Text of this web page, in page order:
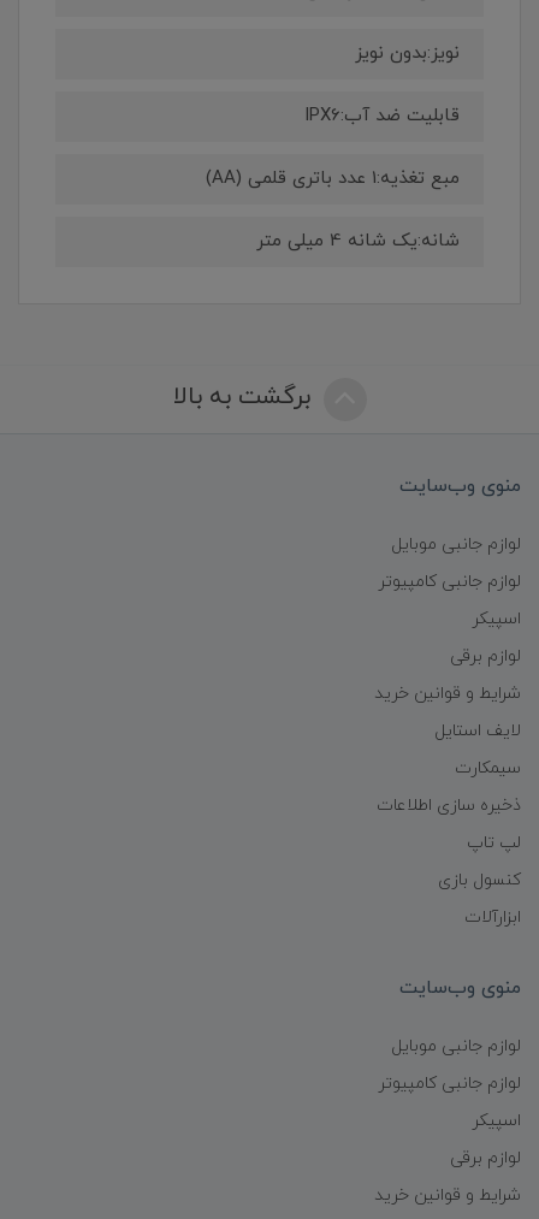
نویز:بدون نویز
قابلیت ضد آب:IPX6
مبع تغذیه:1 عدد باتری قلمی (AA)
شانه:یک شانه 4 میلی متر
برگشت به بالا
منوی وب‌سایت
لوازم جانبی موبایل
لوازم جانبی کامپیوتر
اسپیکر
لوازم برقی
شرایط و قوانین خرید
لایف استایل
سیمکارت
ذخیره سازی اطلاعات
لپ تاپ
کنسول بازی
ابزارآلات
منوی وب‌سایت
لوازم جانبی موبایل
لوازم جانبی کامپیوتر
اسپیکر
لوازم برقی
شرایط و قوانین خرید